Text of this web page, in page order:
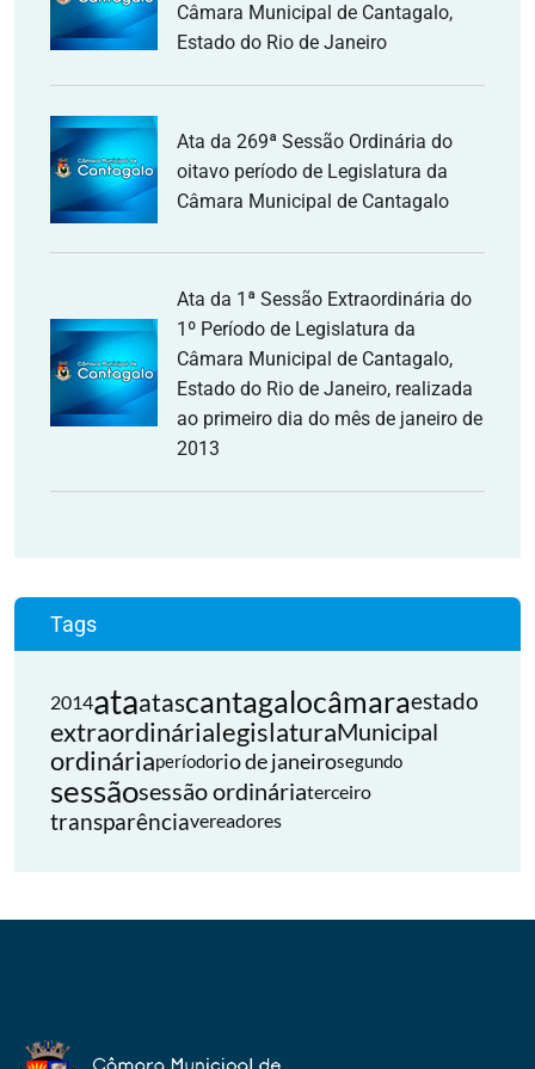
Câmara Municipal de Cantagalo,
Estado do Rio de Janeiro
Ata da 269ª Sessão Ordinária do
oitavo período de Legislatura da
Câmara Municipal de Cantagalo
Ata da 1ª Sessão Extraordinária do
1º Período de Legislatura da
Câmara Municipal de Cantagalo,
Estado do Rio de Janeiro, realizada
ao primeiro dia do mês de janeiro de
2013
Tags
2014ataatascantagalocâmaraestado
extraordinárialegislaturaMunicipal
ordináriaperíodorio de janeirosegundo
sessãosessão ordináriaterceiro
transparênciavereadores